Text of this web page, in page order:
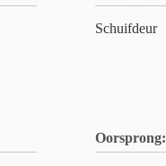
Schuifdeur
Oorsprong: